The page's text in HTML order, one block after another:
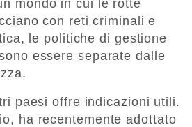
mondo in cui le rotte
con reti criminali e
le politiche di gestione
essere separate dalle
paesi offre indicazioni utili.
ha recentemente adottato